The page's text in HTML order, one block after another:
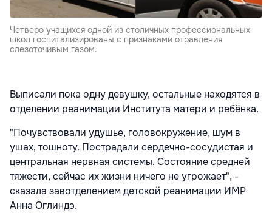
Четверо учащихся одной из столичных профессиональных
школ госпитализированы с признаками отравления
слезоточивым газом.
Выписали пока одну девушку, остальные находятся в
отделении реанимации Института матери и ребёнка.
"Почувствовали удушье, головокружение, шум в
ушах, тошноту. Пострадали сердечно-сосудистая и
центральная нервная системы. Состояние средней
тяжести, сейчас их жизни ничего не угрожает", -
сказала завотделением детской реанимации ИМР
Анна Оглиндэ.